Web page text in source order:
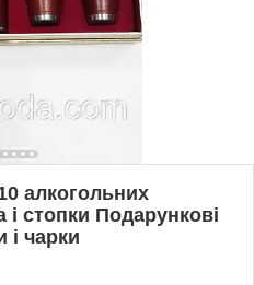
алкогольних
стопки Подарункові
і чарки